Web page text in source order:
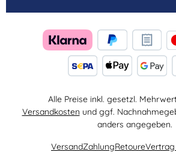
Alle Preise inkl. gesetzl.
Versandkosten und ggf.
anders angegeben.
VersandZahlungRetoure